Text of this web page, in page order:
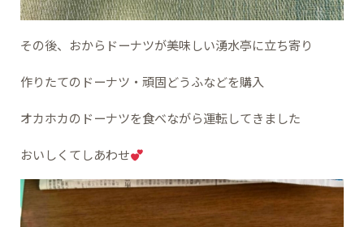
その後、おからドーナツが美味しい湧水亭に立ち寄り
作りたてのドーナツ・頑固どうふなどを購入
オカホカのドーナツを食べながら運転してきました
おいしくてしあわせ